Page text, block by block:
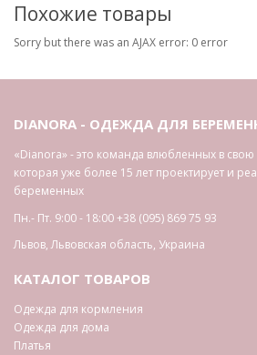
Похожие товары
Sorry but there was an AJAX error: 0 error
DIANORA - ОДЕЖДА ДЛЯ
«Dianora» - это команда влюбленных в
которая уже более 15 лет проектирует и
беременных
Пн.- Пт. 9:00 - 18:00+38 (095) 869 75 93
Львов,Львовская область, Украина
КАТАЛОГ ТОВАРОВ
Одежда для кормления
Одежда для дома
Платья